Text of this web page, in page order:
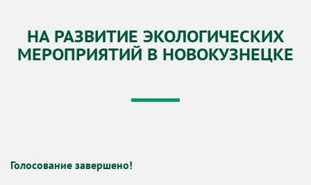
НА РАЗВИТИЕ ЭКОЛОГИЧЕСКИХ
МЕРОПРИЯТИЙ В НОВОКУЗНЕЦКЕ
Голосование завершено!